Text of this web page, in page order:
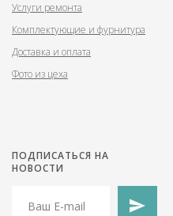
Услуги ремонта
Комплектующие и фурнитура
Доставка и оплата
Фото из цеха
ПОДПИСАТЬСЯ НА
НОВОСТИ